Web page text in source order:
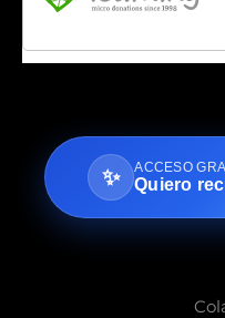
✨ ACCESO
Quiero